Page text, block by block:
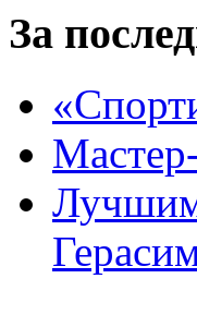
За
Лучшим